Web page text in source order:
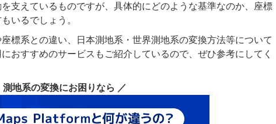
支えているものですが、具体的にどのような基準なのか、座標
いるでしょう。
標系との違い、日本測地系・世界測地系の変換方法等について
おすすめのサービスもご紹介しているので、ぜひ参考にしてく
測地系の変換にお困りなら ／